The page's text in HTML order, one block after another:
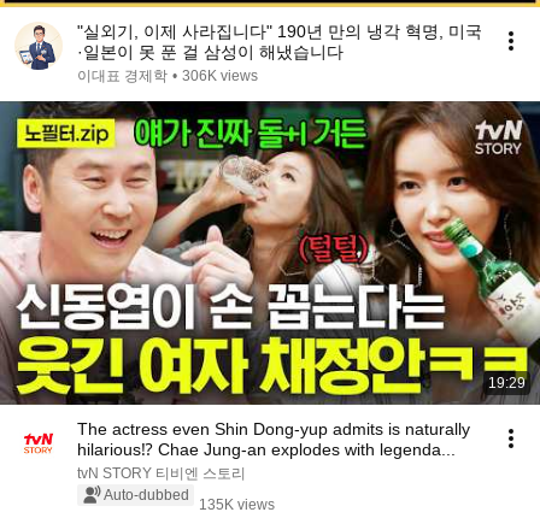
"실외기, 이제 사라집니다" 190년 만의 냉각 혁명, 미국
·일본이 못 푼 걸 삼성이 해냈습니다
이대표 경제학 • 306K views
19:29
The actress even Shin Dong-yup admits is naturally
hilarious⁉️ Chae Jung-an explodes with legenda...
tvN STORY 티비엔 스토리
Auto-dubbed
135K views